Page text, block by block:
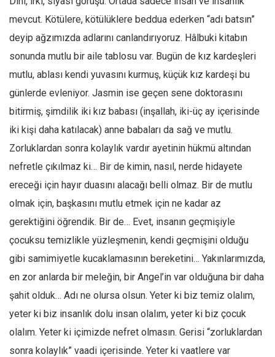
mevcut. Kötülere, kötülüklere beddua ederken “adı batsın”
deyip ağzımızda adlarını canlandırıyoruz. Hâlbuki kitabın
sonunda mutlu bir aile tablosu var. Bugün de kız kardeşleri
mutlu, ablası kendi yuvasını kurmuş, küçük kız kardeşi bu
günlerde evleniyor. Jasmin ise geçen sene doktorasını
bitirmiş, şimdilik iki kız babası (inşallah, iki-üç ay içerisinde
iki kişi daha katılacak) anne babaları da sağ ve mutlu.
Zorluklardan sonra kolaylık vardır ayetinin hükmü altından
nefretle çıkılmaz ki… Bir de kimin, nasıl, nerde hidayete
ereceği için hayır duasını alacağı belli olmaz. Bir de mutlu
olmak için, başkasını mutlu etmek için ne kadar az
gerektiğini öğrendik. Bir de… Evet, insanın geçmişiyle
çocuksu temizlikle yüzleşmenin, kendi geçmişini olduğu
gibi samimiyetle kucaklamasının bereketini… Yakınlarımızda,
en zor anlarda bir meleğin, bir Angel’in var olduğuna bir daha
şahit olduk… Adı ne olursa olsun. Yeter ki biz temiz olalım,
yeter ki biz insanlık dolu insan olalım, yeter ki biz çocuk
olalım. Yeter ki içimizde nefret olmasın. Gerisi “zorluklardan
sonra kolaylık” vaadi içerisinde. Yeter ki vaatlere var